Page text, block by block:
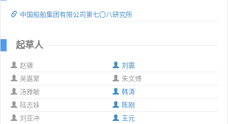
中国船舶集团有限公司第七〇八研究所
起草人
赵骥
刘震
吴嘉蒙
朱文博
汤雅敏
韩涛
陆志妹
陈刚
刘亚冲
王元